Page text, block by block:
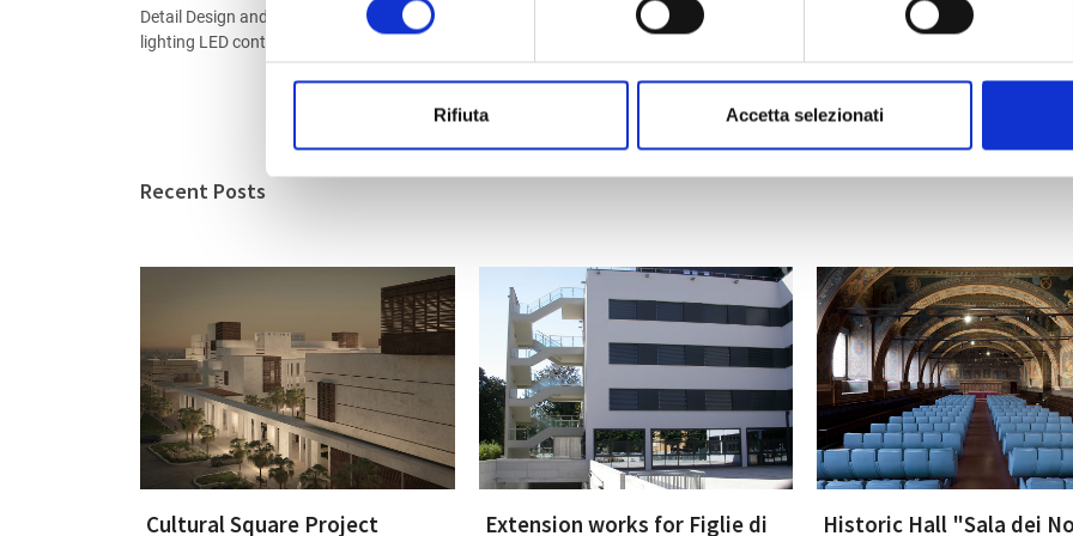
Rifiuta Accetta selezionati
Detail Design and Works Management of electrical and lighting systems, included
lighting LED control system, in the Basilicas (Assisi, PG).
Period:
Recent Posts
Cultural Square Project Extension works for Figlie di Historic Hall "Sala dei